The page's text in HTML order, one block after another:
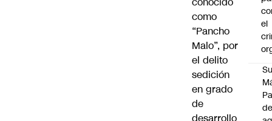
como
“Pancho
Malo”, por
el delito
sedición
en grado
de
desarrollo
el